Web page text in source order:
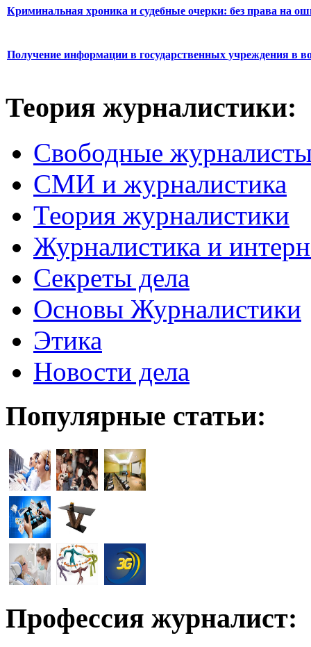
Криминальная хроника и судебные очерки: без права на
Получение информации в государственных учреждения в
Теория журналистики:
Свободные
СМИ и журналистика
Теория журналистики
Журналистика и
Секреты дела
Основы Журналистики
Этика
Новости дела
Популярные статьи:
Профессия журналист: